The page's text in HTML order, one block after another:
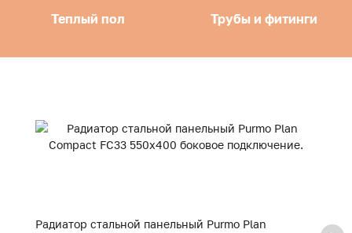
Теплый пол Трубы и фитинги
Радиатор стальной панельный Purmo Plan